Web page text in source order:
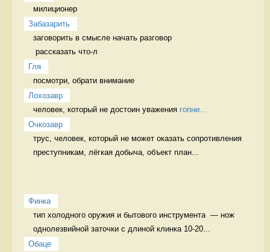
милиционер
Забазарить
заговорить в смысле начать разговор
Гля
посмотри, обрати внимание
Лохозавр
человек, который не достоин уважения гопни...
Очкозавр
трус, человек, который не может оказать сопротивления
преступникам, лёгкая добыча, объект план...
Финка
тип холодного оружия и бытового инструмента  — нож
однолезвийной заточки с длиной клинка 10-20...
Обаце